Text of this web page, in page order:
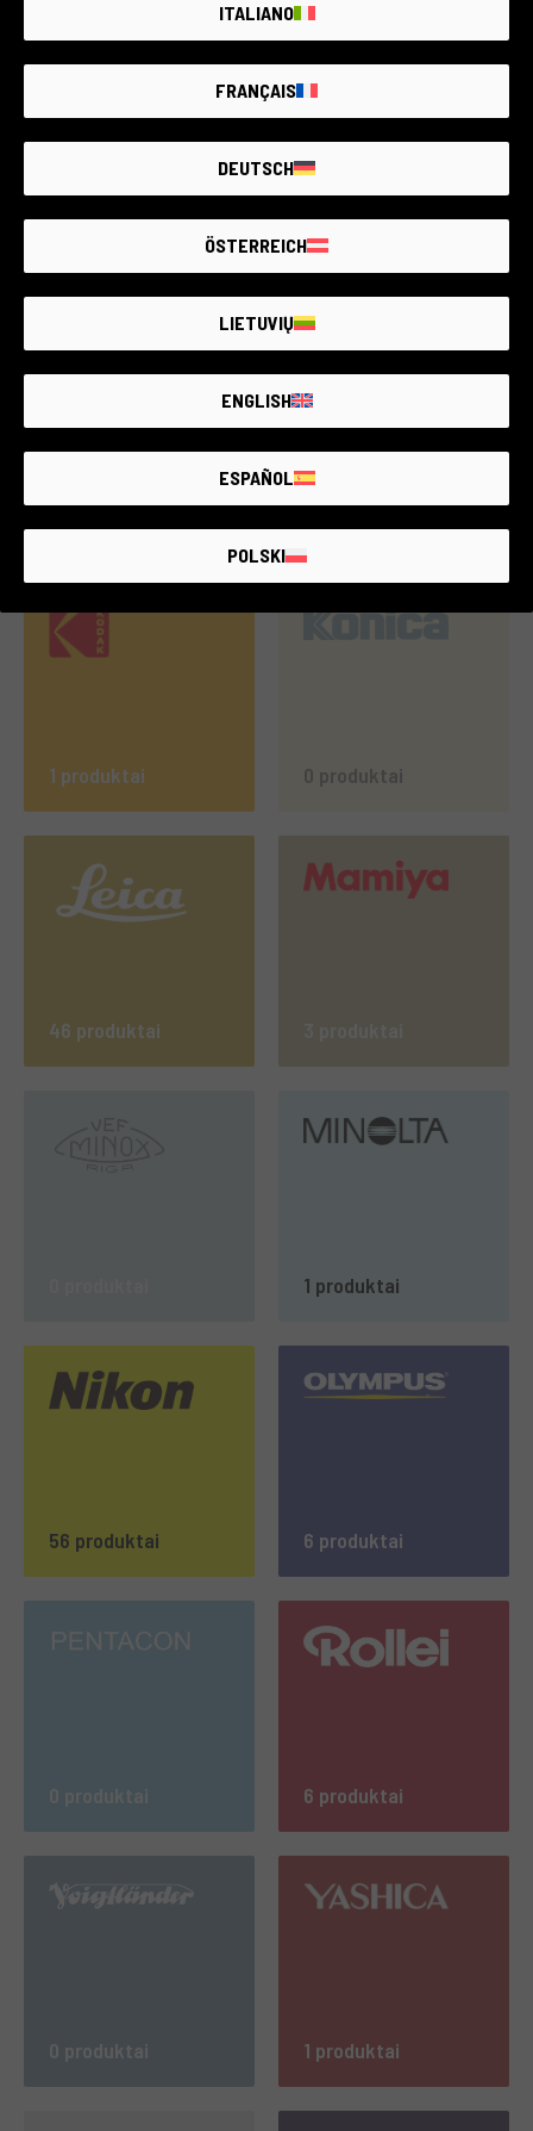
0 produktai
1 produktai 0 produktai
46 produktai
1 produktai
56 produktai 6 produktai
6 produktai
0 produktai 1 produktai
ITALIANO
FRANÇAIS
DEUTSCH
ÖSTERREICH
LIETUVIŲ
ENGLISH
ESPAÑOL
POLSKI